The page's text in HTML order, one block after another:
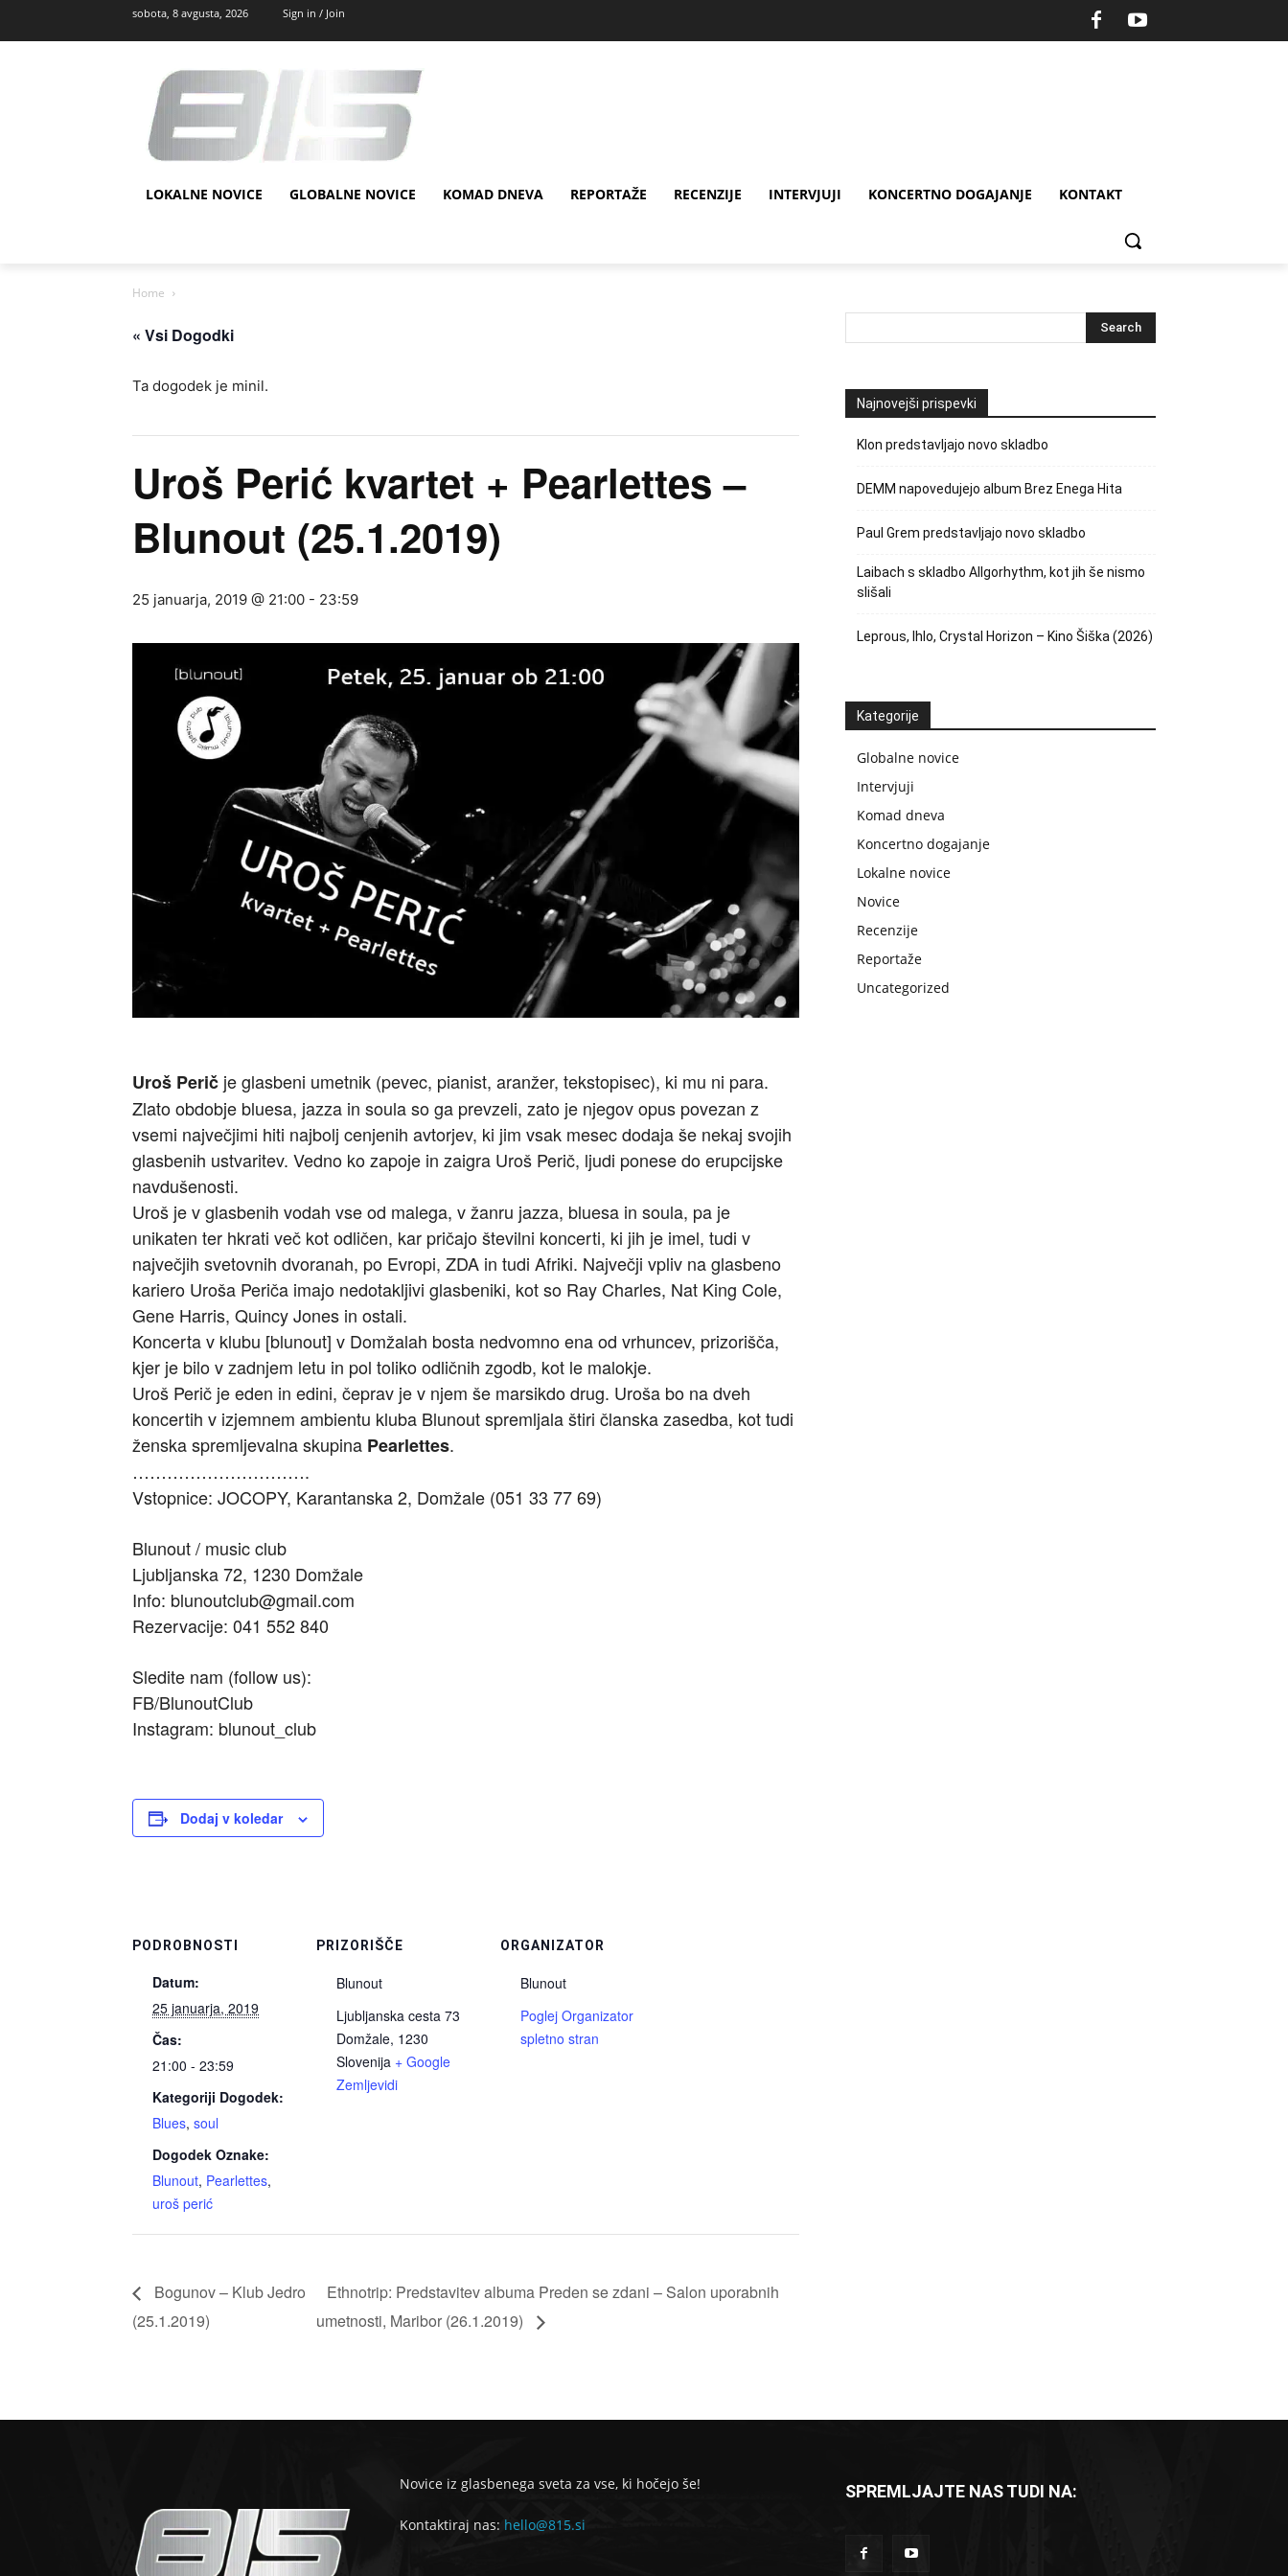
sobota, 8 avgusta, 2026 Sign in / Join
LOKALNE NOVICE GLOBALNE NOVICE KOMAD DNEVA REPORTAŽE RECENZIJE INTERVJUJI KONCERTNO DOGAJANJE KONTAKT
Home
« Vsi Dogodki
Ta dogodek je minil.
Uroš Perić kvartet + Pearlettes –
Blunout (25.1.2019)
25 januarja, 2019 @ 21:00 - 23:59
Uroš Perič je glasbeni umetnik (pevec, pianist, aranžer, tekstopisec), ki mu ni para.
Zlato obdobje bluesa, jazza in soula so ga prevzeli, zato je njegov opus povezan z
vsemi največjimi hiti najbolj cenjenih avtorjev, ki jim vsak mesec dodaja še nekaj svojih
glasbenih ustvaritev. Vedno ko zapoje in zaigra Uroš Perič, ljudi ponese do erupcijske
navdušenosti.
Uroš je v glasbenih vodah vse od malega, v žanru jazza, bluesa in soula, pa je
unikaten ter hkrati več kot odličen, kar pričajo številni koncerti, ki jih je imel, tudi v
največjih svetovnih dvoranah, po Evropi, ZDA in tudi Afriki. Največji vpliv na glasbeno
kariero Uroša Periča imajo nedotakljivi glasbeniki, kot so Ray Charles, Nat King Cole,
Gene Harris, Quincy Jones in ostali.
Koncerta v klubu [blunout] v Domžalah bosta nedvomno ena od vrhuncev, prizorišča,
kjer je bilo v zadnjem letu in pol toliko odličnih zgodb, kot le malokje.
Uroš Perič je eden in edini, čeprav je v njem še marsikdo drug. Uroša bo na dveh
koncertih v izjemnem ambientu kluba Blunout spremljala štiri članska zasedba, kot tudi
ženska spremljevalna skupina Pearlettes.
………………………….
Vstopnice: JOCOPY, Karantanska 2, Domžale (051 33 77 69)
Blunout / music club
Ljubljanska 72, 1230 Domžale
Info: blunoutclub@gmail.com
Rezervacije: 041 552 840
Sledite nam (follow us):
FB/BlunoutClub
Instagram: blunout_club
Dodaj v koledar
PODROBNOSTI
Datum:
25 januarja, 2019
Čas:
21:00 - 23:59
Kategoriji Dogodek:
Blues, soul
Dogodek Oznake:
Blunout, Pearlettes,
uroš perić
PRIZORIŠČE
Blunout
Ljubljanska cesta 73
Domžale, 1230
Slovenija + Google
Zemljevidi
ORGANIZATOR
Blunout
Poglej Organizator
spletno stran
Bogunov – Klub Jedro
(25.1.2019)
Ethnotrip: Predstavitev albuma Preden se zdani – Salon uporabnih
umetnosti, Maribor (26.1.2019)
Najnovejši prispevki
Klon predstavljajo novo skladbo
DEMM napovedujejo album Brez Enega Hita
Paul Grem predstavljajo novo skladbo
Laibach s skladbo Allgorhythm, kot jih še nismo
slišali
Leprous, Ihlo, Crystal Horizon – Kino Šiška (2026)
Kategorije
Globalne novice
Intervjuji
Komad dneva
Koncertno dogajanje
Lokalne novice
Novice
Recenzije
Reportaže
Uncategorized
Novice iz glasbenega sveta za vse, ki hočejo še!
Kontaktiraj nas: hello@815.si
SPREMLJAJTE NAS TUDI NA: